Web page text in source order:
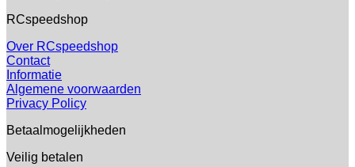
RCspeedshop
Over RCspeedshop
Contact
Informatie
Algemene voorwaarden
Privacy Policy
Betaalmogelijkheden
Veilig betalen